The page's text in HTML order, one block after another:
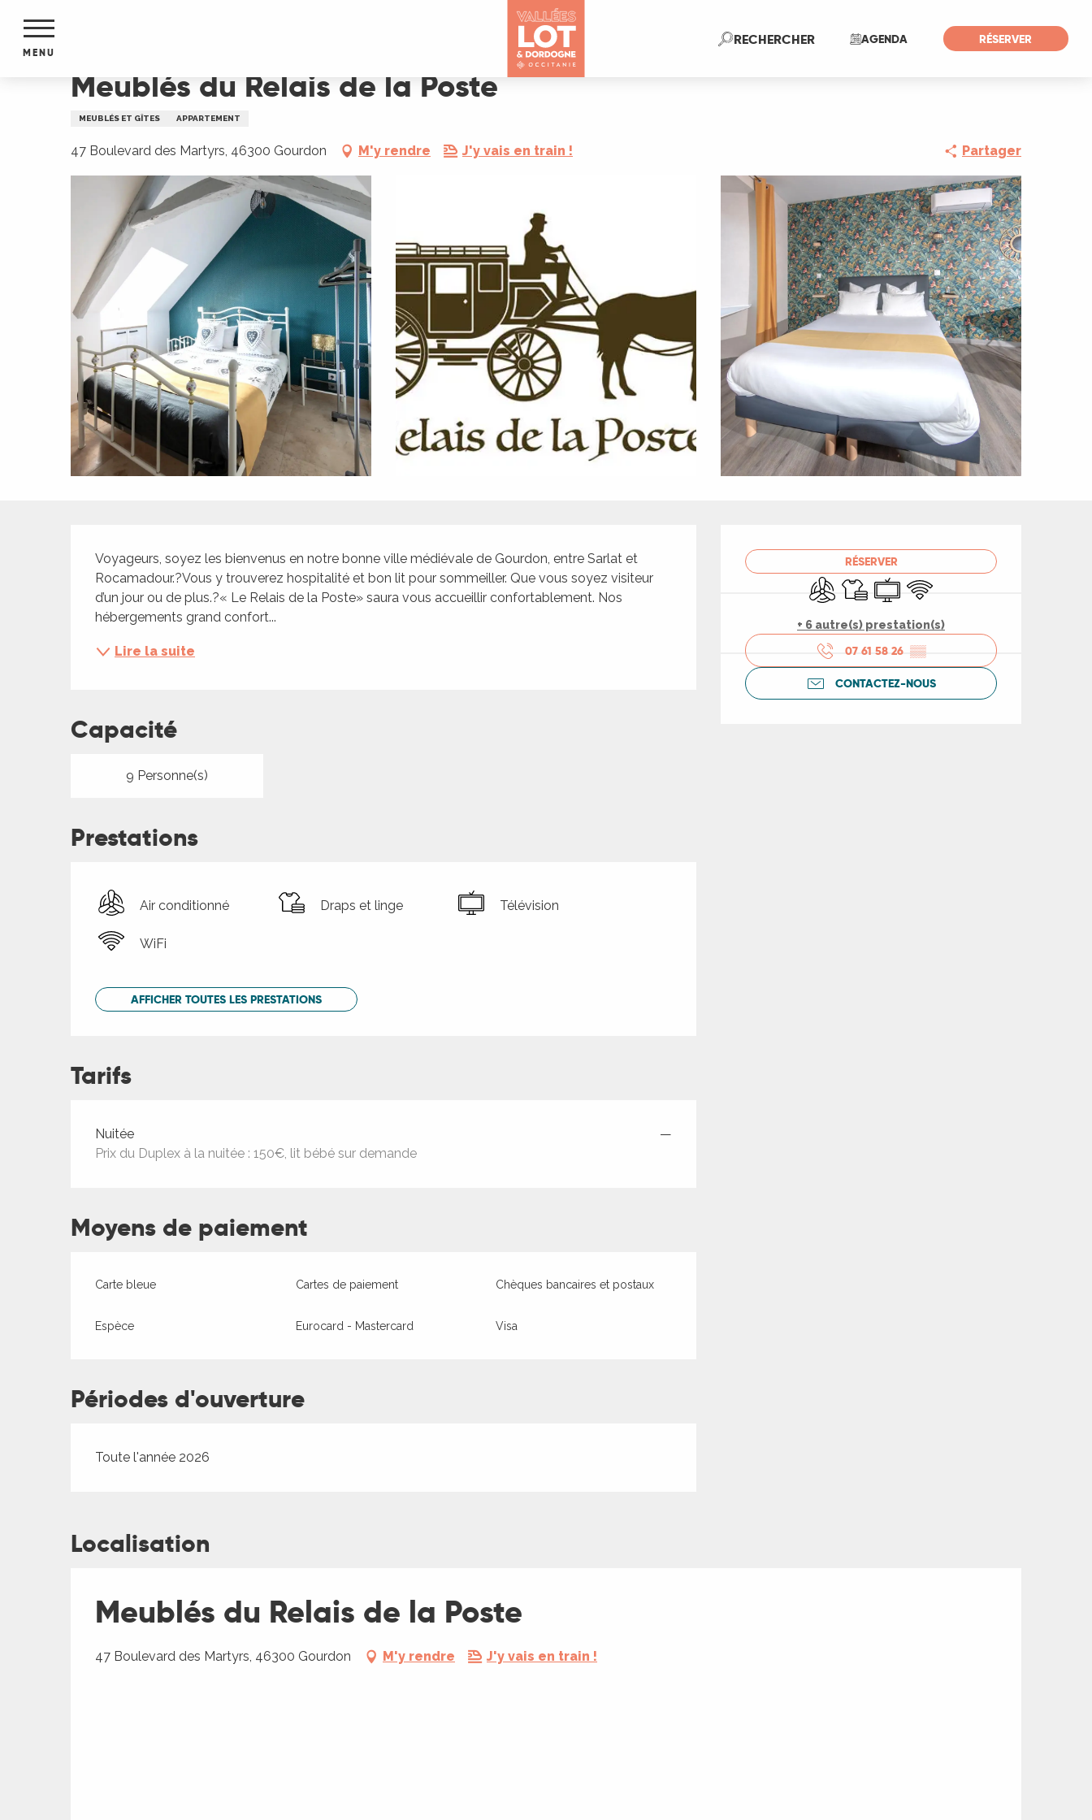
contenu
AGENDA RÉSERVER
RECHERCHERRecherche
MENU
Meublés du Relais de la Poste
MEUBLÉS ET GÎTES APPARTEMENT
47 Boulevard des Martyrs, 46300 Gourdon M'y rendre J'y vais en train ! Partager
Ouverture et
RÉSERVER
Air conditionné
Draps et linge
Télévision
WiFi
+ 6 autre(s) prestation(s)
07 61 58 26 ▒▒
CONTACTEZ-NOUS
Description
Voyageurs, soyez les bienvenus en notre bonne ville médiévale de Gourdon, entre Sarlat et
Rocamadour.?Vous y trouverez hospitalité et bon lit pour sommeiller. Que vous soyez visiteur
d’un jour ou de plus.?« Le Relais de la Poste» saura vous accueillir confortablement. Nos
hébergements grand confort...
Lire la suite
Capacité
9 Personne(s)
Prestations
Air conditionné Draps et linge Télévision
WiFi
AFFICHER TOUTES LES PRESTATIONS
Tarifs
Tarifs 2026
Nuitée
Prix du Duplex à la nuitée : 150€, lit bébé sur demande
—
Moyens de paiement
Carte bleue Cartes de paiement Chèques bancaires et postaux
Espèce Eurocard - Mastercard Visa
Périodes d'ouverture
Toute l'année 2026
Localisation
Meublés du Relais de la Poste
47 Boulevard des Martyrs, 46300 Gourdon M'y rendre J'y vais en train !